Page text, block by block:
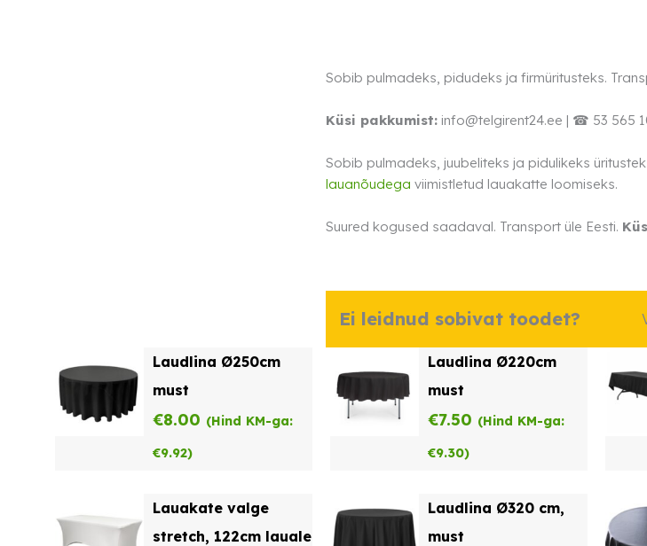
Sobib pulmadeks, pidudeks ja firmüritusteks.
Küsi pakkumist: info@telgirent24.ee | ☎ 53 565
Sobib pulmadeks, juubeliteks ja pidulikeks
lauanõudega viimistletud lauakatte loomiseks.
Suured kogused saadaval. Transport üle Eesti.
Ei leidnud sobivat toodet?
Laudlina Ø250cm
must
€8.00 (Hind KM-ga:
€9.92)
Laudlina Ø220cm
must
€7.50 (Hind KM-ga:
€9.30)
Lauakate valge
stretch, 122cm lauale
Laudlina Ø320 cm,
must